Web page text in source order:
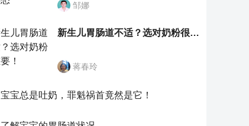
邹娜
新生儿胃肠道不适？选对奶粉很重要！
蒋春玲
宝宝总是吐奶，罪魁祸首竟然是它！